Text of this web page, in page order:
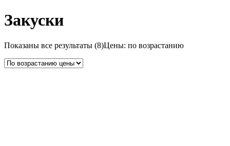
Закуски
Показаны все результаты (8)Цены: по возрастанию